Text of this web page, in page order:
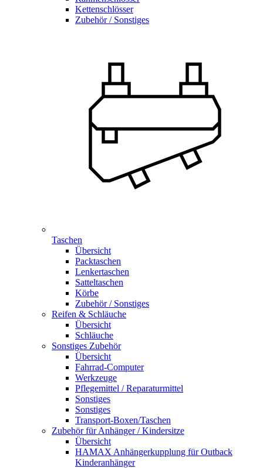
Kettenschlösser
Zubehör / Sonstiges
Taschen
Übersicht
Packtaschen
Lenkertaschen
Satteltaschen
Körbe
Zubehör / Sonstiges
Reifen & Schläuche
Übersicht
Schläuche
Sonstiges Zubehör
Übersicht
Fahrrad-Computer
Werkzeuge
Pflegemittel / Reparaturmittel
Sonstiges
Sonstiges
Transport-Boxen/Taschen
Zubehör für Anhänger / Kindersitze
Übersicht
HAMAX Anhängerkupplung für Outback
Kinderanhänger